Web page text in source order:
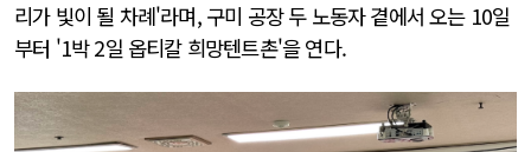
리가 빛이 될 차례'라며, 구미 공장 두 노동자 곁에서 오는 10일
부터 '1박 2일 옵티칼 희망텐트촌'을 연다.